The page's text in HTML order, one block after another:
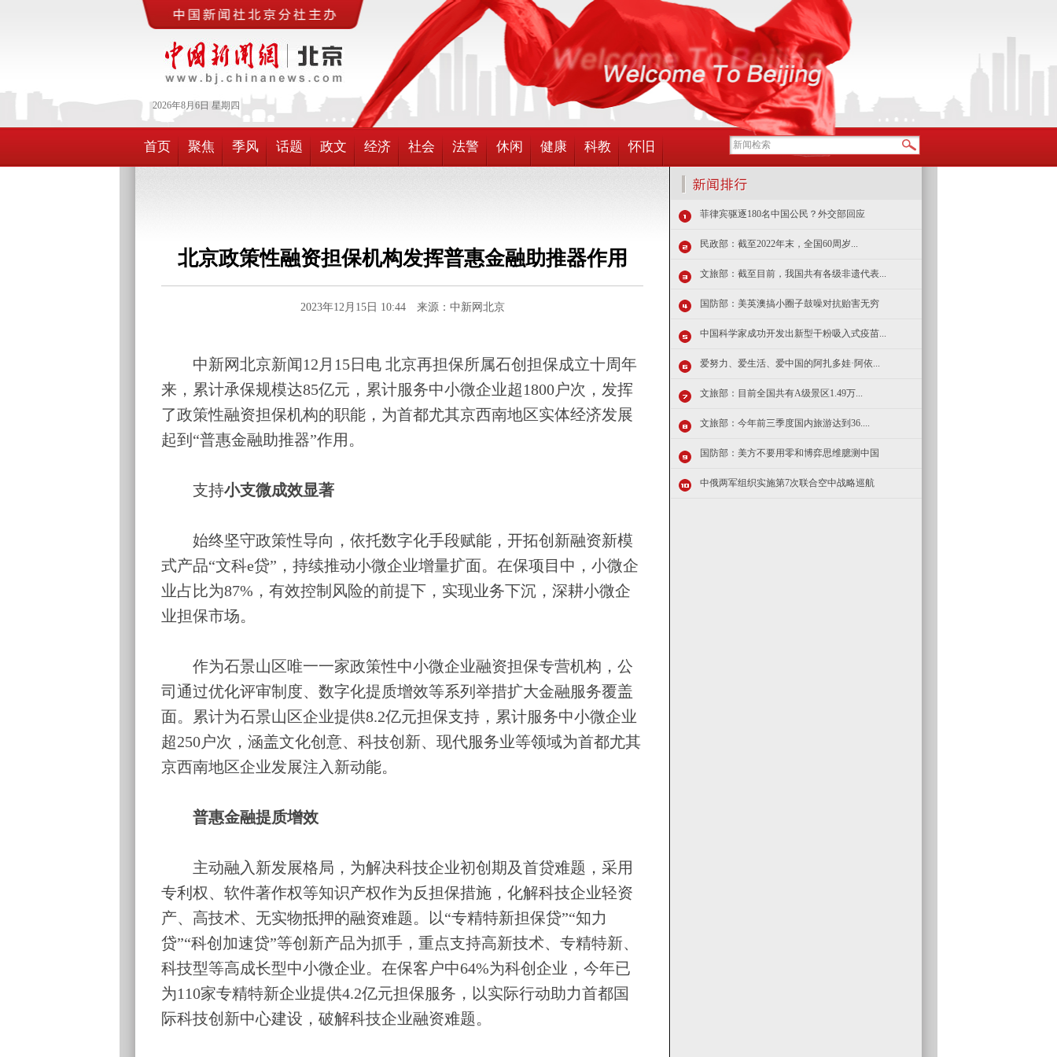
2026年8月 6日 星期四
首页 聚焦 季风 话题 政文 经济 社会 法警 休闲 健康 科教 怀旧
北京政策性融资担保机构发挥普惠金融助推器作用
2023年12月15日 10:44 来源：中新网北京
中新网北京新闻12月15日电 北京再担保所属石创担保成立十周年
来，累计承保规模达85亿元，累计服务中小微企业超1800户次，发挥
了政策性融资担保机构的职能，为首都尤其京西南地区实体经济发展
起到“普惠金融助推器”作用。
支持小支微成效显著
始终坚守政策性导向，依托数字化手段赋能，开拓创新融资新模
式产品“文科e贷”，持续推动小微企业增量扩面。在保项目中，小微企
业占比为87%，有效控制风险的前提下，实现业务下沉，深耕小微企
业担保市场。
作为石景山区唯一一家政策性中小微企业融资担保专营机构，公
司通过优化评审制度、数字化提质增效等系列举措扩大金融服务覆盖
面。累计为石景山区企业提供8.2亿元担保支持，累计服务中小微企业
超250户次，涵盖文化创意、科技创新、现代服务业等领域为首都尤其
京西南地区企业发展注入新动能。
普惠金融提质增效
主动融入新发展格局，为解决科技企业初创期及首贷难题，采用
专利权、软件著作权等知识产权作为反担保措施，化解科技企业轻资
产、高技术、无实物抵押的融资难题。以“专精特新担保贷”“知力
贷”“科创加速贷”等创新产品为抓手，重点支持高新技术、专精特新、
科技型等高成长型中小微企业。在保客户中64%为科创企业，今年已
为110家专精特新企业提供4.2亿元担保服务，以实际行动助力首都国
际科技创新中心建设，破解科技企业融资难题。
菲律宾驱逐180名中国公民？外交部回应
民政部：截至2022年末，全国60周岁...
文旅部：截至目前，我国共有各级非遗代表...
国防部：美英澳搞小圈子鼓噪对抗贻害无穷
中国科学家成功开发出新型干粉吸入式疫苗...
爱努力、爱生活、爱中国的阿扎多娃·阿依...
文旅部：目前全国共有A级景区1.49万...
文旅部：今年前三季度国内旅游达到36....
国防部：美方不要用零和博弈思维臆测中国
中俄两军组织实施第7次联合空中战略巡航